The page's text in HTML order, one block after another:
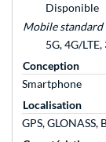
Disponible
Mobile standard
5G, 4G/
Conception
Smartphone
Localisation
GPS, GLONASS,